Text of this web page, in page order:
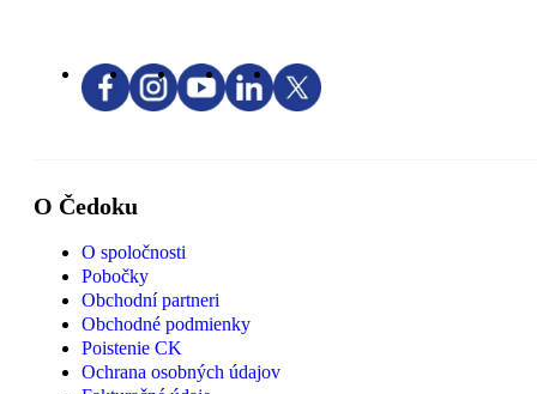
O Čedoku
O spoločnosti
Pobočky
Obchodní partneri
Obchodné podmienky
Poistenie CK
Ochrana osobných údajov